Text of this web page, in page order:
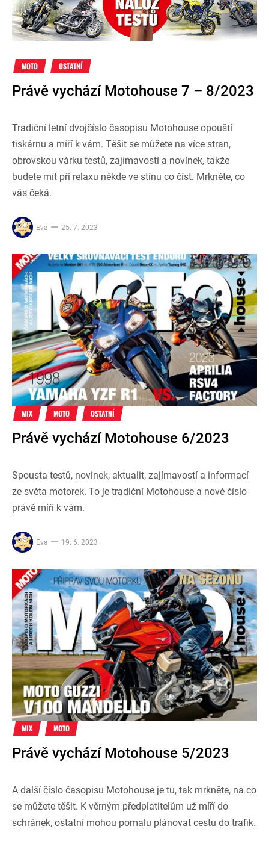
MOTO OSTATNÍ
Právě vychází Motohouse 7 – 8/2023
Tradiční letní dvojčíslo časopisu Motohouse opouští
tiskárnu a míří k vám. Těšit se můžete na více stran,
obrovskou várku testů, zajímavostí a novinek, takže
budete mít při relaxu někde ve stínu co číst. Mrkněte, co
vás čeká.
Eva 25. 7. 2023
MIX MOTO OSTATNÍ
Právě vychází Motohouse 6/2023
Spousta testů, novinek, aktualit, zajímavostí a informací
ze světa motorek. To je tradiční Motohouse a nové číslo
právě míří k vám.
Eva 19. 6. 2023
MIX MOTO
Právě vychází Motohouse 5/2023
A další číslo časopisu Motohouse je tu, tak mrkněte, na co
se můžete těšit. K věrným předplatitelům už míří do
schránek, ostatní mohou pomalu plánovat cestu do trafik.